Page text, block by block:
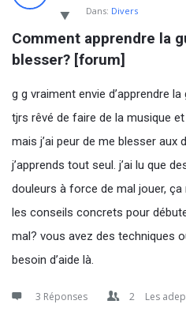
QuestionsDans: Divers
Comment apprendre la
blesser? [forum]
g g vraiment envie d’apprendre
tjrs rêvé de faire de la musique
mais j’ai peur de me blesser
j’apprends tout seul. j’ai lu que
douleurs à force de mal jouer,
les conseils concrets pour
mal? vous avez des techniques
besoin d’aide là.
3 Réponses 2 Les